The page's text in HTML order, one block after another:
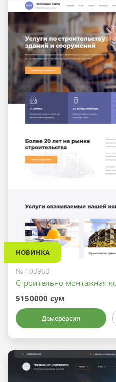
НОВИНКА
№ 103963
Строительно-монтажная
5150000 сум
Демоверсия